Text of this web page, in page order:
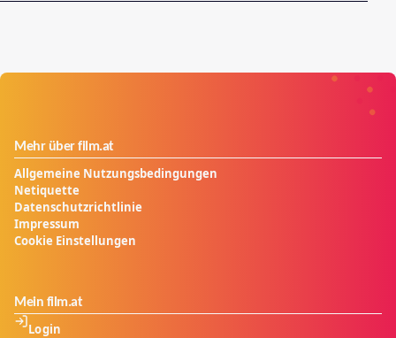
Mehr über film.at
Allgemeine Nutzungsbedingungen
Netiquette
Datenschutzrichtlinie
Impressum
Cookie Einstellungen
Mein film.at
Login